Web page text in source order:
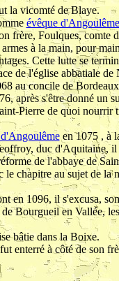
la vicomté de Blaye.
évêque d'Angoulême
frère, Foulques, comte
armes à la main, pour
Cette lutte se
de l'église abbatiale
au concile de
après s'être donné un
Pierre de quoi nourrir
en 1075 , à
duc d'Aquitaine,
de l'abbaye de
le chapitre au sujet de
en 1096, il s'excusa,
Bourgueil en Vallée,
bâtie dans la Boixe.
enterré à côté de son